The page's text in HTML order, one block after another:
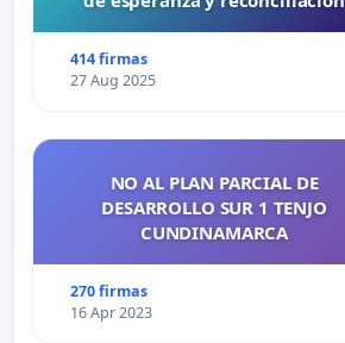
414 firmas
27 Aug 2025
NO AL PLAN PARCIAL DE
DESARROLLO SUR 1 TENJO
CUNDINAMARCA
270 firmas
16 Apr 2023